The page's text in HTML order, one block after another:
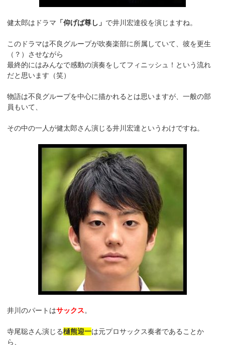
健太郎はドラマ 「仰げば尊し」 で井川宏達役を演じますね。
このドラマは不良グループが吹奏楽部に所属していて、彼を更生
（？）させながら
最終的にはみんなで感動の演奏をしてフィニッシュ！という流れ
だと思います（笑）
物語は不良グループを中心に描かれるとは思いますが、一般の部
員もいて、
その中の一人が健太郎さん演じる井川宏達というわけですね。
井川のパートはサックス。
寺尾聡さん演じる樋熊迎一は元プロサックス奏者であることか
ら、